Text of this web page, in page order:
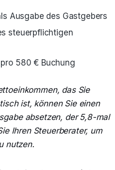
Ausgabe des Gastgebers
steuerpflichtigen
580 € Buchung
das Sie
ist, können Sie einen
absetzen, der 5,8-mal
Ihren Steuerberater, um
nutzen.